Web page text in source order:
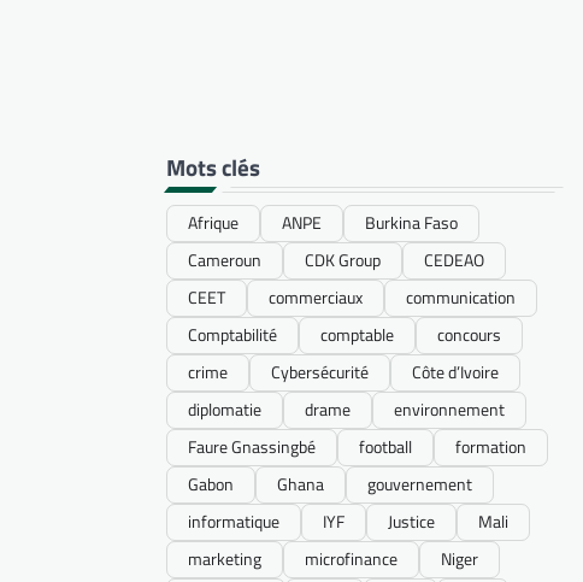
Mots clés
Afrique ANPE
Burkina Faso
Cameroun
CDK Group
CEDEAO
CEET
commerciaux
communication
Comptabilité
comptable
concours
crime
Cybersécurité
Côte d’Ivoire
diplomatie
drame
environnement
Faure Gnassingbé
football
formation
Gabon
Ghana
gouvernement
informatique
IYF Justice
Mali
marketing
microfinance
Niger